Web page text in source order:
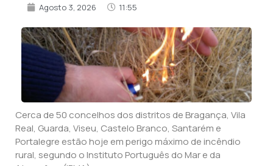
Agosto 3, 2026 11:55
Cerca de 50 concelhos dos distritos de Bragança, Vila
Real, Guarda, Viseu, Castelo Branco, Santarém e
Portalegre estão hoje em perigo máximo de incêndio
rural, segundo o Instituto Português do Mar e da